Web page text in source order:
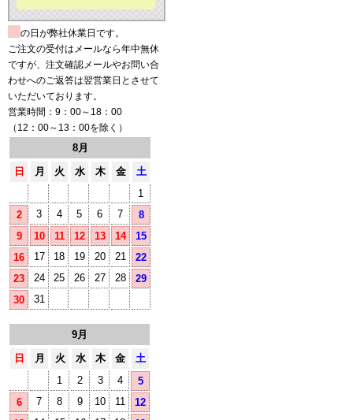
の日が弊社休業日です。
ご注文の受付はメールなら年中無休
ですが、注文確認メールやお問い合
わせへのご返答は翌営業日とさせて
いただいております。
営業時間：9：00～18：00
（12：00～13：00を除く）
8月
日
月 火 水 木 金
土
1
2
3 4 5 6 7
8
9
10 11 12 13 14
15
16
17 18 19 20 21
22
23
24 25 26 27 28
29
30
31
9月
日
月 火 水 木 金
土
1
2 3 4
5
6
7 8 9 10 11
12